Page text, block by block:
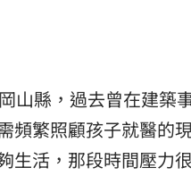
山縣，過去曾在建築
頻繁照顧孩子就醫的
活，那段時間壓力